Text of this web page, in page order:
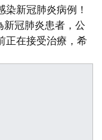
新冠肺炎病例！
新冠肺炎患者，公
正在接受治療，希